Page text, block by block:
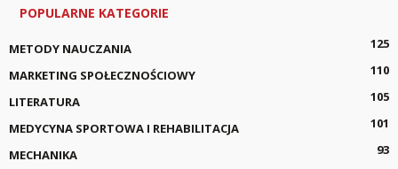
POPULARNE KATEGORIE
METODY NAUCZANIA
125
MARKETING SPOŁECZNOŚCIOWY
110
LITERATURA
105
MEDYCYNA SPORTOWA I REHABILITACJA
101
MECHANIKA
93